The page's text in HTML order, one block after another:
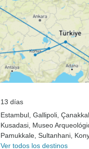
13 días
Estambul , Gallipoli ,
Kusadasi , Museo
Pamukkale , Sultanhani ,
Ver todos los destinos